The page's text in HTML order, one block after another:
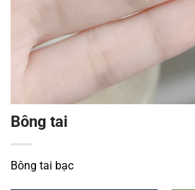
Bông tai
Bông tai bạc